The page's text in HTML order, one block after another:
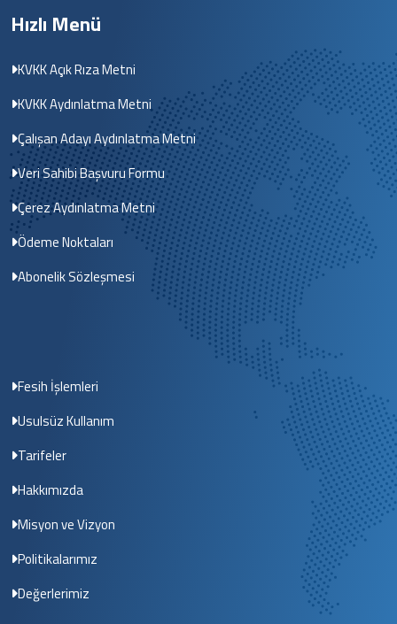
Hızlı Menü
KVKK Açık Rıza Metni
KVKK Aydınlatma Metni
Çalışan Adayı Aydınlatma Metni
Veri Sahibi Başvuru Formu
Çerez Aydınlatma Metni
Ödeme Noktaları
Abonelik Sözleşmesi
Fesih İşlemleri
Usulsüz Kullanım
Tarifeler
Hakkımızda
Misyon ve Vizyon
Politikalarımız
Değerlerimiz